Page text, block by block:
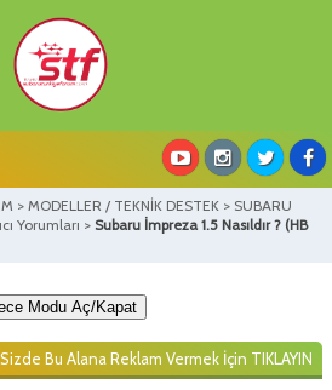
> MODELLER / TEKNİK DESTEK > SUBARU
Yorumları > Subaru İmpreza 1.5 Nasıldır ? (HB
Modu Aç/Kapat
Sizde Bu Alana Reklam Vermek İçin TIKLAYIN